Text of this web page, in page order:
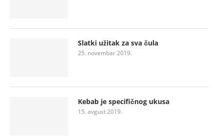
Slatki užitak za sva čula
25. novembar 2019.
Kebab je specifičnog ukusa
15. avgust 2019.